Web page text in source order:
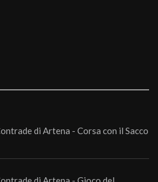
di Artena - Corsa con il Sacco